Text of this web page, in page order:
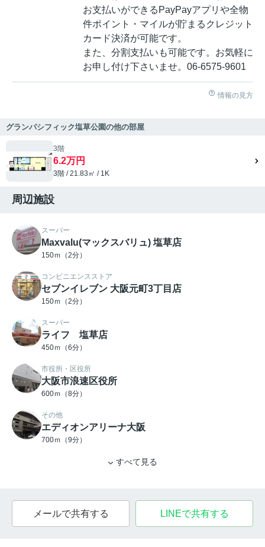
お支払いができるPayPayアプリや全物
件ポイント・マイルが貯まるクレジット
カード決済が可能です。
また、分割支払いも可能です。お気軽に
お申し付け下さいませ。06-6575-9601
情報の見方
グランパシフィック塩草公園の他の部屋
3階
6.2万円
3階 / 21.83㎡ / 1K
周辺施設
スーパー
Maxvalu(マックスバリュ) 塩草店
150ｍ（2分）
コンビニエンスストア
セブンイレブン 大阪元町3丁目店
150ｍ（2分）
スーパー
ライフ 塩草店
450ｍ（6分）
市役所・区役所
大阪市浪速区役所
600ｍ（8分）
その他
エディオンアリーナ大阪
700ｍ（9分）
すべて見る
メールで共有する LINEで共有する